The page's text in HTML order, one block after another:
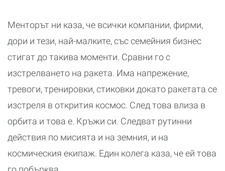
Менторът ни каза, че всички компании, фирми,
дори и тези, най-малките, със семейния бизнес
стигат до такива моменти. Сравни го с
изстрелването на ракета. Има напрежение,
тревоги, тренировки, стиковки докато ракетата се
изстреля в открития космос. След това влиза в
орбита и това е. Кръжи си. Следват рутинни
действия по мисията и на земния, и на
космическия екипаж. Един колега каза, че ей това